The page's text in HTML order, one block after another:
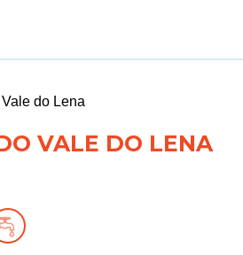
do Lena
VALE DO LENA